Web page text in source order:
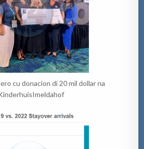
cu donacion di 20 mil dollar na